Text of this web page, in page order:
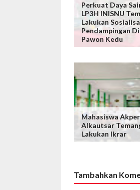
Perkuat Daya
LP3H INISNU
Lakukan
Pendampingan
Pawon Kedu
Mahasiswa Akper
Alkautsar
Lakukan Ikrar
Tambahkan